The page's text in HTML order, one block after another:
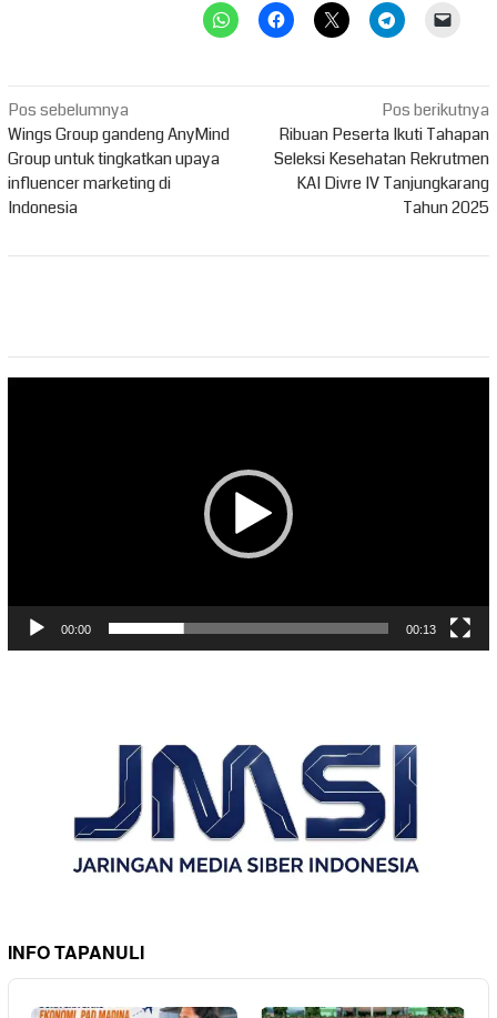
Navigasi
pos
Pos sebelumnya
Wings Group gandeng AnyMind
Group untuk tingkatkan upaya
influencer marketing di
Indonesia
Pos berikutnya
Ribuan Peserta Ikuti Tahapan
Seleksi Kesehatan Rekrutmen
KAI Divre IV Tanjungkarang
Tahun 2025
00:00 00:13
INFO TAPANULI